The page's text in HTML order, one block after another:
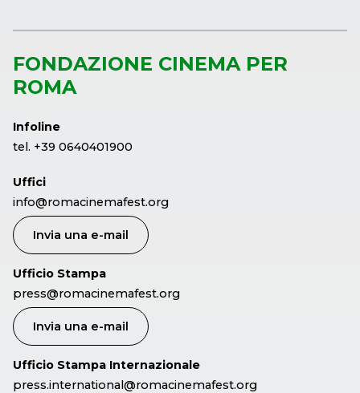
FONDAZIONE CINEMA PER
ROMA
Infoline
tel. +39 0640401900
Uffici
info@romacinemafest.org
Invia una e-mail
Ufficio Stampa
press@romacinemafest.org
Invia una e-mail
Ufficio Stampa Internazionale
press.international@romacinemafest.org